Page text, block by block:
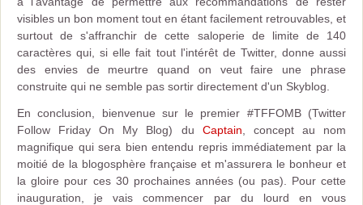
visibles un bon moment tout en étant facilement retrouvables, et
surtout de s'affranchir de cette saloperie de limite de 140
caractères qui, si elle fait tout l'intérêt de Twitter, donne aussi
des envies de meurtre quand on veut faire une phrase
construite qui ne semble pas sortir directement d'un Skyblog.
En conclusion, bienvenue sur le premier #TFFOMB (Twitter
Follow Friday On My Blog) du Captain , concept au nom
magnifique qui sera bien entendu repris immédiatement par la
moitié de la blogosphère française et m'assurera le bonheur et
la gloire pour ces 30 prochaines années (ou pas). Pour cette
inauguration, je vais commencer par du lourd en vous